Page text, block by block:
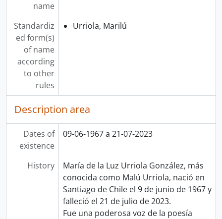
name
Standardiz
ed form(s)
of name
according
to other
rules
Urriola, Marilú
Description area
Dates of
existence
09-06-1967 a 21-07-2023
History
María de la Luz Urriola González, más
conocida como Malú Urriola, nació en
Santiago de Chile el 9 de junio de 1967 y
falleció el 21 de julio de 2023.
Fue una poderosa voz de la poesía